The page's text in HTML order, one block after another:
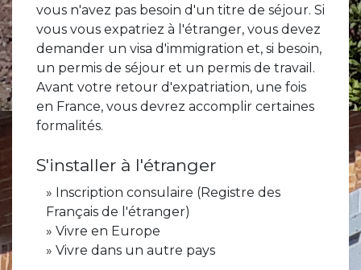
vous n'avez pas besoin d'un titre de séjour. Si
vous vous expatriez à l'étranger, vous devez
demander un visa d'immigration et, si besoin,
un permis de séjour et un permis de travail.
Avant votre retour d'expatriation, une fois
en France, vous devrez accomplir certaines
formalités.
S'installer à l'étranger
Inscription consulaire (Registre des
Français de l'étranger)
Vivre en Europe
Vivre dans un autre pays